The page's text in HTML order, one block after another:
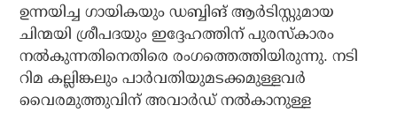
ഉന്നയിച്ച ഗായികയും ഡബ്ബിങ് ആര്‍ടിസ്റ്റുമായ
ചിന്മയി ശ്രീപദയും ഇദ്ദേഹത്തിന് പുരസ്‌കാരം
നല്‍കുന്നതിനെതിരെ രംഗത്തെത്തിയിരുന്നു. നടി
റിമ കല്ലിങ്കലും പാര്‍വതിയുമടക്കമുള്ളവര്‍
വൈരമുത്തുവിന് അവാര്‍ഡ് നല്‍കാനുള്ള